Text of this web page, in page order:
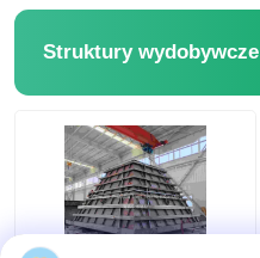
Struktury wydobywcze